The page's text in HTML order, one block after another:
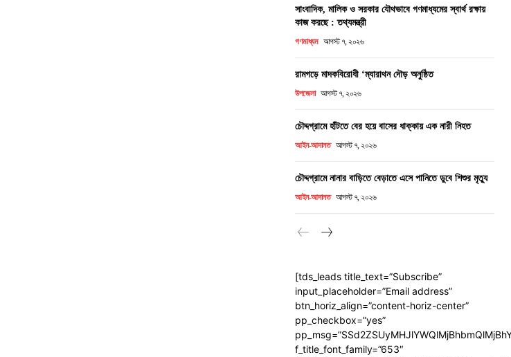
সাংবাদিক, মালিক ও সরকার যৌথভাবে গণমাধ্যমের স্বার্থ রক্ষায়
কাজ করছে : তথ্যমন্ত্রী
গণমাধ্যম আগস্ট ৭, ২০২৬
রামগড়ে মাদকবিরোধী ‘ম্যারাথন দৌড় অনুষ্ঠিত
উপজেলা আগস্ট ৭, ২০২৬
চৌদ্দগ্রামে হাঁটতে বের হয়ে বাসের ধাক্কায় এক নারী নিহত
আইন-আদালত আগস্ট ৭, ২০২৬
চৌদ্দগ্রামে নানার বাড়িতে বেড়াতে এসে পানিতে ডুবে শিশুর মৃত্যু
আইন-আদালত আগস্ট ৭, ২০২৬
[tds_leads title_text=”Subscribe”
input_placeholder=”Email address”
btn_horiz_align=”content-horiz-center”
pp_checkbox=”yes”
f_title_font_family=”653″